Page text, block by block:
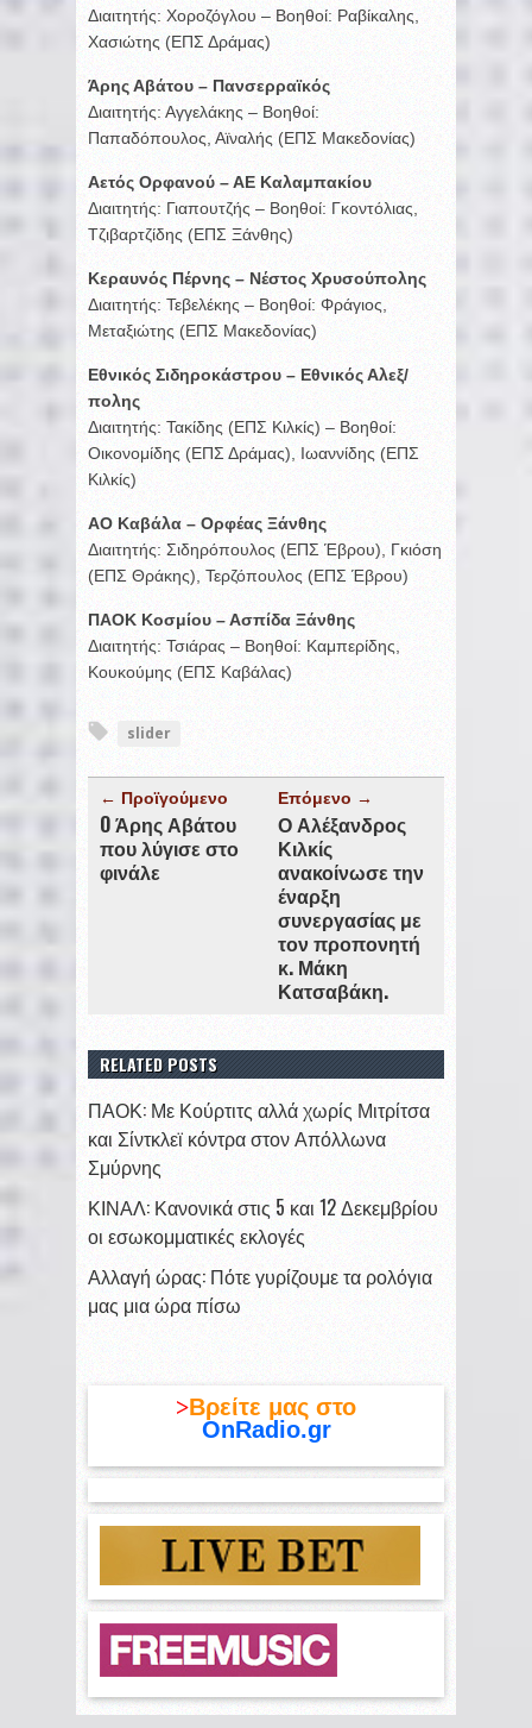
Διαιτητής: Χοροζόγλου – Βοηθοί: Ραβίκαλης,
Χασιώτης (ΕΠΣ Δράμας)
Άρης Αβάτου – Πανσερραϊκός
Διαιτητής: Αγγελάκης – Βοηθοί:
Παπαδόπουλος, Αϊναλής (ΕΠΣ Μακεδονίας)
Αετός Ορφανού – ΑΕ Καλαμπακίου
Διαιτητής: Γιαπουτζής – Βοηθοί: Γκοντόλιας,
Τζιβαρτζίδης (ΕΠΣ Ξάνθης)
Κεραυνός Πέρνης – Νέστος Χρυσούπολης
Διαιτητής: Τεβελέκης – Βοηθοί: Φράγιος,
Μεταξιώτης (ΕΠΣ Μακεδονίας)
Εθνικός Σιδηροκάστρου – Εθνικός Αλεξ/
πολης
Διαιτητής: Τακίδης (ΕΠΣ Κιλκίς) – Βοηθοί:
Οικονομίδης (ΕΠΣ Δράμας), Ιωαννίδης (ΕΠΣ
Κιλκίς)
ΑΟ Καβάλα – Ορφέας Ξάνθης
Διαιτητής: Σιδηρόπουλος (ΕΠΣ Έβρου), Γκιόση
(ΕΠΣ Θράκης), Τερζόπουλος (ΕΠΣ Έβρου)
ΠΑΟΚ Κοσμίου – Ασπίδα Ξάνθης
Διαιτητής: Τσιάρας – Βοηθοί: Καμπερίδης,
Κουκούμης (ΕΠΣ Καβάλας)
slider
← Προϊγούμενο
O Άρης Αβάτου
που λύγισε στο
φινάλε
Επόμενο →
Ο Αλέξανδρος
Κιλκίς
ανακοίνωσε την
έναρξη
συνεργασίας με
τον προπονητή
κ. Μάκη
Κατσαβάκη.
RELATED POSTS
ΠΑΟΚ: Με Κούρτιτς αλλά χωρίς Μιτρίτσα
και Σίντκλεϊ κόντρα στον Απόλλωνα
Σμύρνης
ΚΙΝΑΛ: Κανονικά στις 5 και 12 Δεκεμβρίου
οι εσωκομματικές εκλογές
Αλλαγή ώρας: Πότε γυρίζουμε τα ρολόγια
μας μια ώρα πίσω
>Βρείτε μας στο
OnRadio.gr